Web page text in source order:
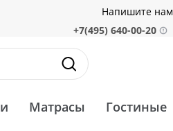
Напишите нам
+7(495) 640-00-20
Матрасы Гостиные